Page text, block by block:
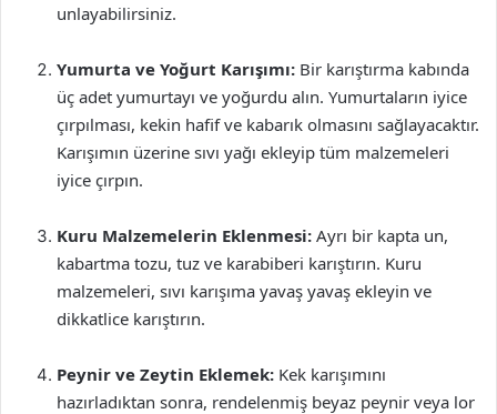
unlayabilirsiniz.
Yumurta ve Yoğurt Karışımı: Bir karıştırma kabında
üç adet yumurtayı ve yoğurdu alın. Yumurtaların iyice
çırpılması, kekin hafif ve kabarık olmasını sağlayacaktır.
Karışımın üzerine sıvı yağı ekleyip tüm malzemeleri
iyice çırpın.
Kuru Malzemelerin Eklenmesi: Ayrı bir kapta un,
kabartma tozu, tuz ve karabiberi karıştırın. Kuru
malzemeleri, sıvı karışıma yavaş yavaş ekleyin ve
dikkatlice karıştırın.
Peynir ve Zeytin Eklemek: Kek karışımını
hazırladıktan sonra, rendelenmiş beyaz peynir veya lor